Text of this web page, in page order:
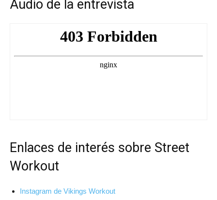
Audio de la entrevista
Enlaces de interés sobre Street
Workout
Instagram de Vikings Workout